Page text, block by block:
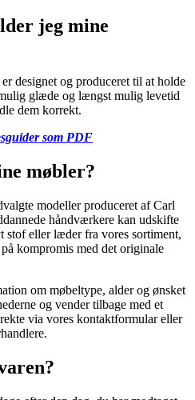
jeg mine
designet og produceret til at holde
glæde og længst mulig levetid
dem korrekt.
som PDF
møbler?
modeller produceret af Carl
håndværkere kan udskifte
stof eller læder fra vores sortiment,
kompromis med det originale
om møbeltype, alder og ønsket
og vender tilbage med et
via vores kontaktformular eller